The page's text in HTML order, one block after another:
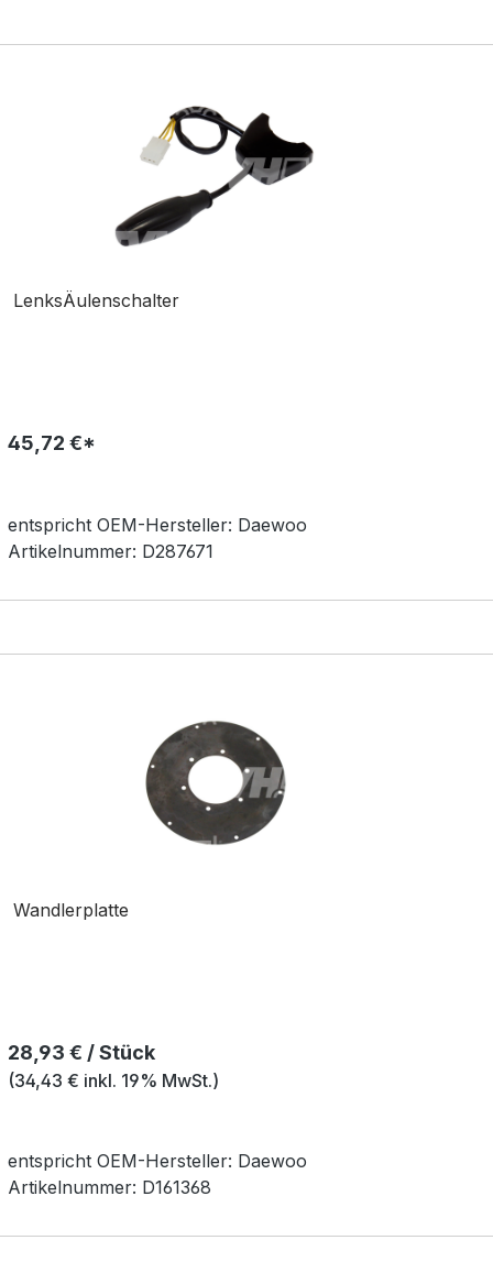
LenksÄulenschalter
45,72 €*
entspricht OEM-Hersteller: Daewoo
Artikelnummer: D287671
Wandlerplatte
Regulärer Preis:
28,93 € / Stück
(34,43 € inkl. 19% MwSt.)
entspricht OEM-Hersteller: Daewoo
Artikelnummer: D161368